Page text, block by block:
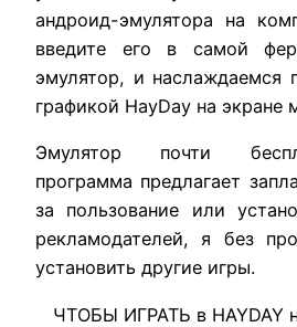
андроид-эмулятора на
введите его в самой
эмулятор, и наслаждаемся
графикой HayDay на экране
Эмулятор почти
программа предлагает
за пользование или
рекламодателей, я без
установить другие игры.
ЧТОБЫ ИГРАТЬ в